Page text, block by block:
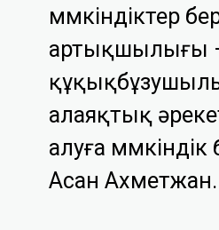
мүмкіндіктер
артықшылығы
алаяқтық
алуға мүмкіндік
Асан Ахметжан.